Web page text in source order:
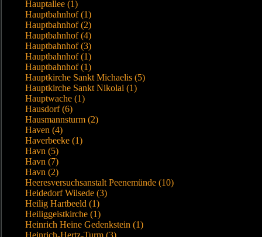
Hauptallee (1)
Hauptbahnhof (1)
Hauptbahnhof (2)
Hauptbahnhof (4)
Hauptbahnhof (3)
Hauptbahnhof (1)
Hauptbahnhof (1)
Hauptkirche Sankt Michaelis (5)
Hauptkirche Sankt Nikolai (1)
Hauptwache (1)
Hausdorf (6)
Hausmannsturm (2)
Haven (4)
Haverbeeke (1)
Havn (5)
Havn (7)
Havn (2)
Heeresversuchsanstalt Peenemünde (10)
Heidedorf Wilsede (3)
Heilig Hartbeeld (1)
Heiliggeistkirche (1)
Heinrich Heine Gedenkstein (1)
Heinrich-Hertz-Turm (3)